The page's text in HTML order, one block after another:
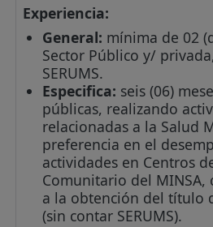
Experiencia:
General: mínima de 02
Sector Público y/
SERUMS.
Especifica: seis (06)
públicas, realizando
relacionadas a la Salud
preferencia en el
actividades en Centros
Comunitario del
a la obtención del título
(sin contar SERUMS).